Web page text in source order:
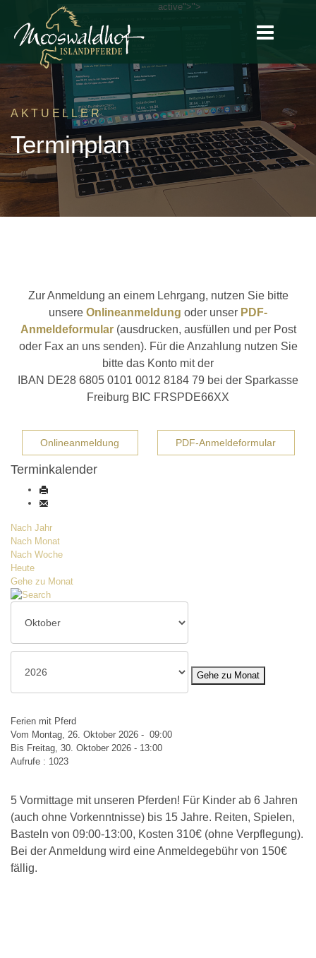
active">">
AKTUELLER
Terminplan
Zur Anmeldung an einem Lehrgang, nutzen Sie bitte
unsere Onlineanmeldung oder unser PDF-
Anmeldeformular(ausdrucken, ausfüllen und per Post
oder Fax an uns senden). Für die Anzahlung nutzen Sie
bitte das Konto mit der
IBAN DE28 6805 0101 0012 8184 79 bei der Sparkasse
Freiburg BIC FRSPDE66XX
Onlineanmeldung PDF-Anmeldeformular
Terminkalender
Nach Jahr
Nach Monat
Nach Woche
Heute
Gehe zu Monat
Gehe zu Monat
Ferien mit Pferd
Vom Montag, 26. Oktober 2026 - 09:00
Bis Freitag, 30. Oktober 2026 - 13:00
Aufrufe : 1023
5 Vormittage mit unseren Pferden! Für Kinder ab 6 Jahren
(auch ohne Vorkenntnisse) bis 15 Jahre. Reiten, Spielen,
Basteln von 09:00-13:00, Kosten 310€ (ohne Verpflegung).
Bei der Anmeldung wird eine Anmeldegebühr von 150€
fällig.